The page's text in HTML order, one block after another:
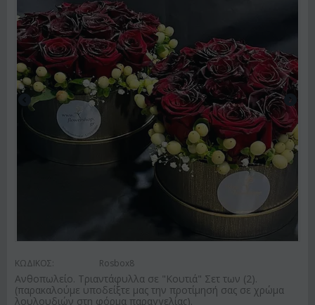
ΚΩΔΙΚΟΣ: Rosbox8
Ανθοπωλείο. Τριαντάφυλλα σε "Κουτιά" Σετ των (2).
(παρακαλούμε υποδείξτε μας την προτίμησή σας σε χρώμα
λουλουδιών στη φόρμα παραγγελίας).